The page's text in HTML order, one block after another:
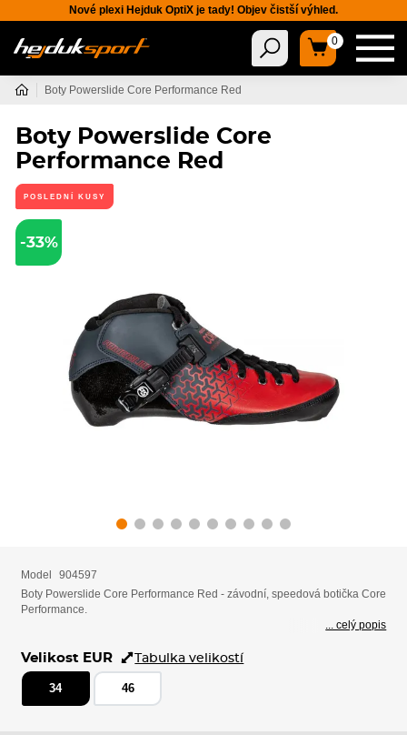
Nové plexi Hejduk OptiX je tady! Objev čistší výhled.
0
Boty Powerslide Core Performance Red
Boty Powerslide Core
Performance Red
POSLEDNÍ KUSY
-33%
Model
904597
Boty Powerslide Core Performance Red - závodní, speedová botička Core
Performance.
... celý popis
Velikost EUR Tabulka velikostí
34 46